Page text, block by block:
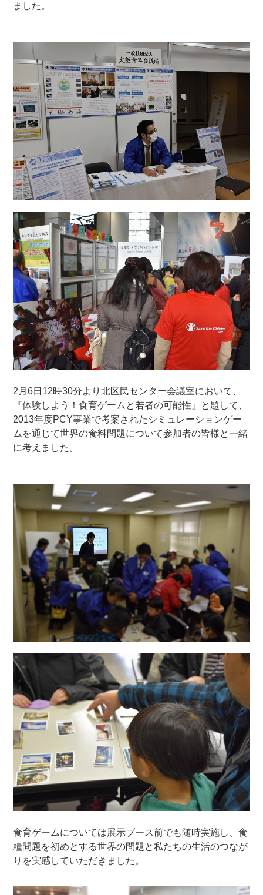
ました。
2月6日12時30分より北区民センター会議室において、
『体験しよう！食育ゲームと若者の可能性』と題して、
2013年度PCY事業で考案されたシミュレーションゲー
ムを通じて世界の食料問題について参加者の皆様と一緒
に考えました。
食育ゲームについては展示ブース前でも随時実施し、食
糧問題を初めとする世界の問題と私たちの生活のつなが
りを実感していただきました。